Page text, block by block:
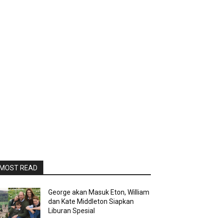
READ
George akan Masuk Eton, William
dan Kate Middleton Siapkan
Liburan Spesial